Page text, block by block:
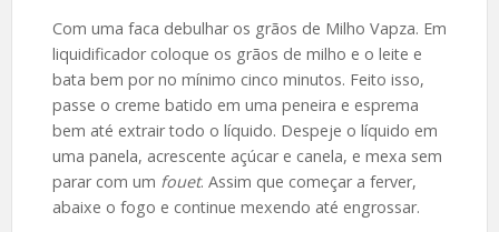
Com uma faca debulhar os grãos de Milho Vapza. Em
liquidificador coloque os grãos de milho e o leite e
bata bem por no mínimo cinco minutos. Feito isso,
passe o creme batido em uma peneira e esprema
bem até extrair todo o líquido. Despeje o líquido em
uma panela, acrescente açúcar e canela, e mexa sem
parar com um fouet. Assim que começar a ferver,
abaixe o fogo e continue mexendo até engrossar.